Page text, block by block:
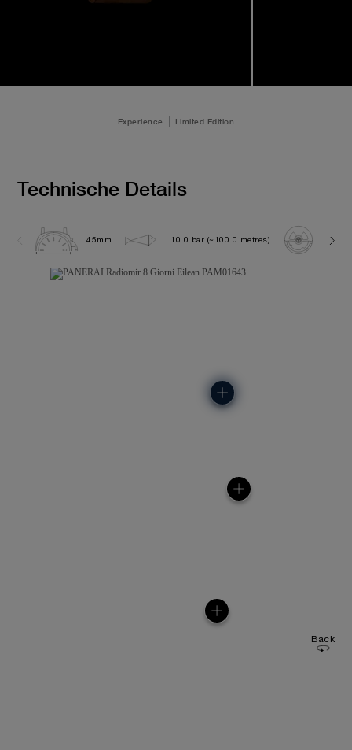
Experience Limited Edition
Technische Details
45mm 10.0 bar (~100.0 metres)
Back